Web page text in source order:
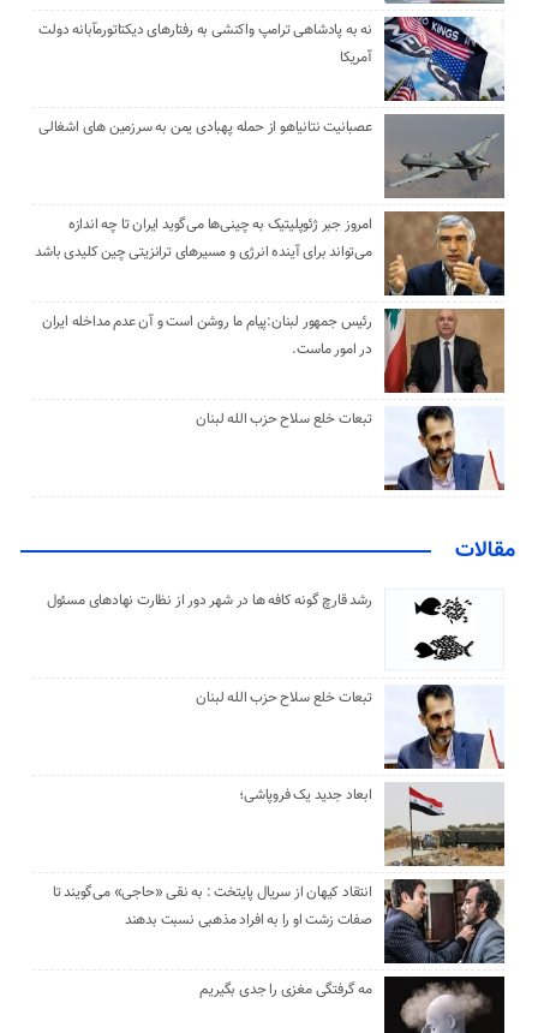
نه به پادشاهی ترامپ واکنشی به رفتارهای دیکتاتورمآبانه دولت
آمریکا
عصبانیت نتانیاهو از حمله پهبادی یمن به سرزمین های اشغالی
امروز جبر ژئوپلیتیک به چینی‌ها می‌گوید ایران تا چه اندازه
می‌تواند برای آینده انرژی و مسیرهای ترانزیتی چین کلیدی باشد
رئیس جمهور لبنان:پیام ما روشن است و آن عدم مداخله ایران
در امور ماست.
تبعات خلع سلاح حزب الله لبنان
مقالات
رشد قارچ گونه کافه ها در شهر دور از نظارت نهادهای مسئول
تبعات خلع سلاح حزب الله لبنان
ابعاد جدید یک فروپاشی؛
انتقاد کیهان از سریال پایتخت : به نقی «حاجی» می‌گویند تا
صفات زشت او را به افراد مذهبی نسبت بدهند
مه گرفتگی مغزی را جدی بگیریم